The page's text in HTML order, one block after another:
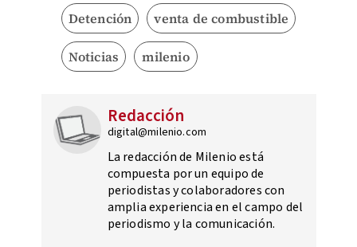
Detención venta de combustible
Noticias milenio
Redacción
digital@milenio.com
La redacción de Milenio está
compuesta por un equipo de
periodistas y colaboradores con
amplia experiencia en el campo del
periodismo y la comunicación.